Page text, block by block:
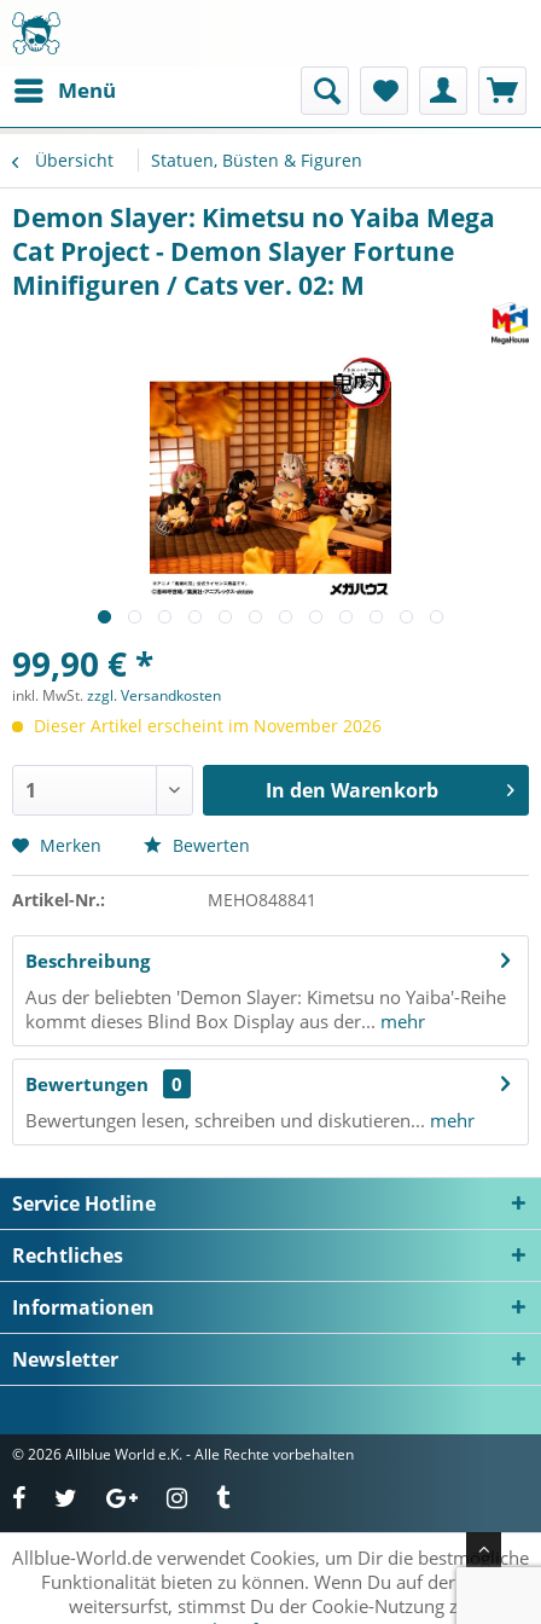
Menü
Übersicht Statuen, Büsten & Figuren
Demon Slayer: Kimetsu no Yaiba Mega
Cat Project - Demon Slayer Fortune
Minifiguren / Cats ver. 02: M
99,90 € *
inkl. MwSt.zzgl. Versandkosten
Dieser Artikel erscheint im November 2026
In den Warenkorb
Merken Bewerten
Artikel-Nr.: MEHO848841
Beschreibung
Aus der beliebten 'Demon Slayer: Kimetsu no Yaiba'-Reihe
kommt dieses Blind Box Display aus der... mehr
Bewertungen
0
Bewertungen lesen, schreiben und diskutieren... mehr
Service Hotline
Rechtliches
Informationen
Newsletter
© 2026 Allblue World e.K. - Alle Rechte vorbehalten
Allblue-World.de verwendet Cookies, um Dir die bestmögliche
Funktionalität bieten zu können. Wenn Du auf der Seite
weitersurfst, stimmst Du der Cookie-Nutzung zu.